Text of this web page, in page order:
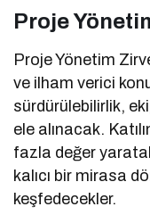
Proje
Proje Yönetim
ve ilham verici
sürdürülebilirlik,
ele alınacak.
fazla değer
kalıcı bir mirasa
keşfedecekler.